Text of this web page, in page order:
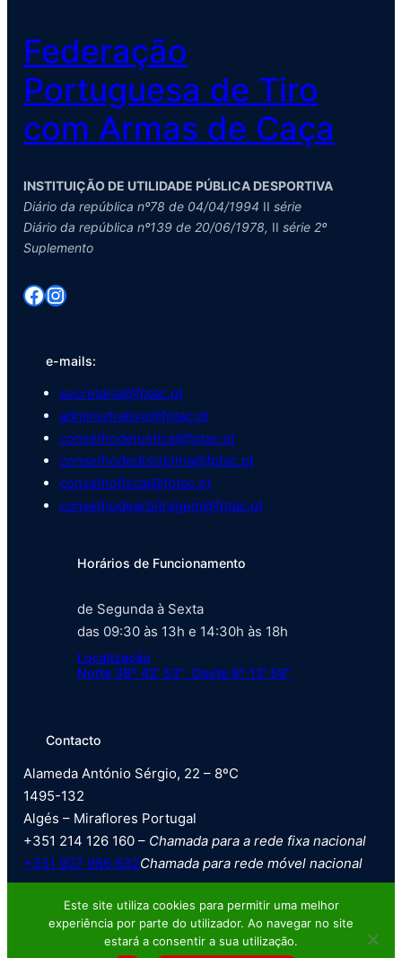
Federação
Portuguesa de Tiro
com Armas de Caça
INSTITUIÇÃO DE UTILIDADE PÚBLICA DESPORTIVA
Diário da república nº78 de 04/04/1994 II série
Diário da república nº139 de 20/06/1978, II série 2º
Suplemento
Facebook Instagram
e-mails:
secretaria@fptac.pt
administrativo@fptac.pt
conselhodejustica@fptac.pt
conselhodedisciplina@fptac.pt
conselhofiscal@fptac.pt
conselhodearbitragem@fptac.pt
Horários de Funcionamento
de Segunda à Sexta
das 09:30 às 13h e 14:30h às 18h
Localização
Norte 38º 42′ 53” Oeste 9º 13′ 59”
Contacto
Alameda António Sérgio, 22 – 8ºC
1495-132
Algés – Miraflores Portugal
+351 214 126 160 – Chamada para a rede fixa nacional
+351 927 986 632Chamada para rede móvel nacional
Este site utiliza cookies para permitir uma melhor
experiência por parte do utilizador. Ao navegar no site
estará a consentir a sua utilização.